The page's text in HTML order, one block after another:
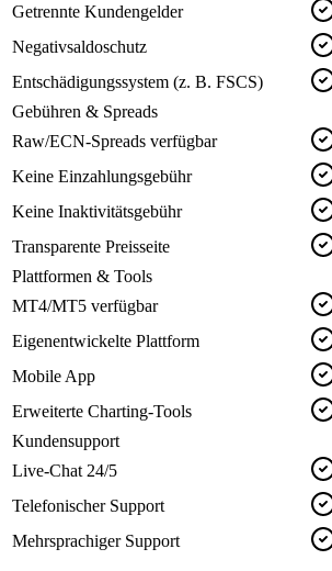
Getrennte Kundengelder
Negativsaldoschutz
Entschädigungssystem (z. B. FSCS)
Gebühren & Spreads
Raw/ECN-Spreads verfügbar
Keine Einzahlungsgebühr
Keine Inaktivitätsgebühr
Transparente Preisseite
Plattformen & Tools
MT4/MT5 verfügbar
Eigenentwickelte Plattform
Mobile App
Erweiterte Charting-Tools
Kundensupport
Live-Chat 24/5
Telefonischer Support
Mehrsprachiger Support